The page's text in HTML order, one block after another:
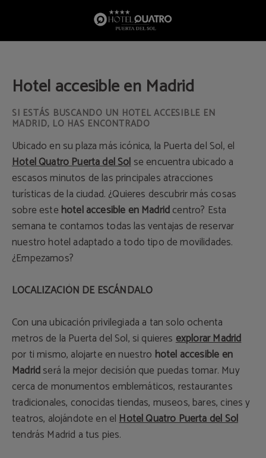
Hotel accesible en Madrid
SI ESTÁS BUSCANDO UN HOTEL ACCESIBLE EN
MADRID, LO HAS ENCONTRADO
Ubicado en su plaza más icónica, la Puerta del Sol, el
Hotel Quatro Puerta del Solse encuentra ubicado a
escasos minutos de las principales atracciones
turísticas de la ciudad. ¿Quieres descubrir más cosas
sobre estehotel accesible en Madridcentro? Esta
semana te contamos todas las ventajas de reservar
nuestro hotel adaptado a todo tipo de movilidades.
¿Empezamos?
LOCALIZACIÓN DE ESCÁNDALO
Con una ubicación privilegiada a tan solo ochenta
metros de la Puerta del Sol, si quieres explorar Madrid
por ti mismo, alojarte en nuestro hotel accesible en
Madridserá la mejor decisión que puedas tomar. Muy
cerca de monumentos emblemáticos, restaurantes
tradicionales, conocidas tiendas, museos, bares, cines y
teatros, alojándote en elHotel Quatro Puerta del Sol
tendrás Madrid a tus pies.